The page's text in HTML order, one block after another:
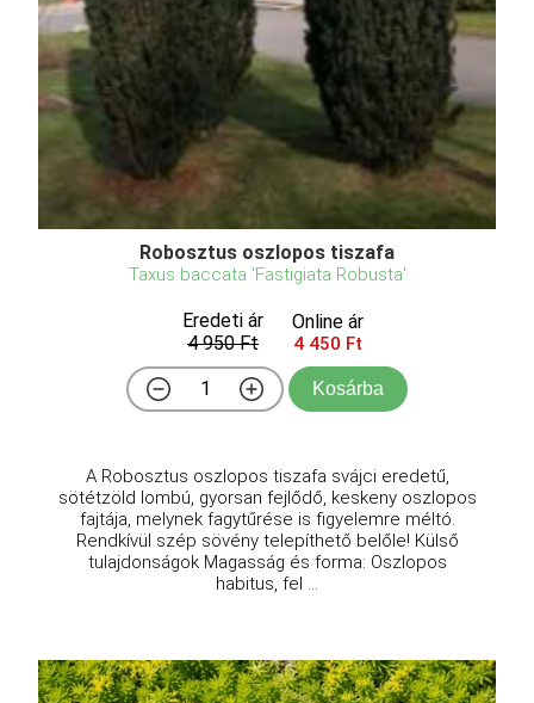
Robosztus oszlopos tiszafa
Taxus baccata 'Fastigiata Robusta'
Eredeti ár
4 950 Ft
Online ár
4 450 Ft
Kosárba
A Robosztus oszlopos tiszafa svájci eredetű,
sötétzöld lombú, gyorsan fejlődő, keskeny oszlopos
fajtája, melynek fagytűrése is figyelemre méltó.
Rendkívül szép sövény telepíthető belőle! Külső
tulajdonságok Magasság és forma: Oszlopos
habitus, fel ...